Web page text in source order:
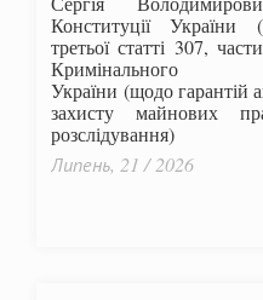
Конституції України
третьої статті 307,
Кримінального
України (щодо гарантій
захисту майнових
розслідування)
Липень, 21 / 2026